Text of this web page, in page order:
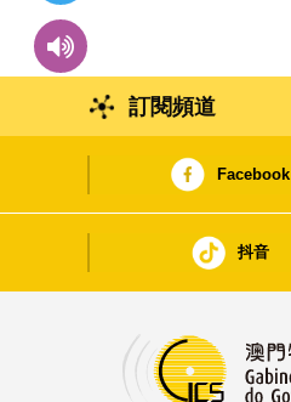
訂閱頻道
Facebook
抖音